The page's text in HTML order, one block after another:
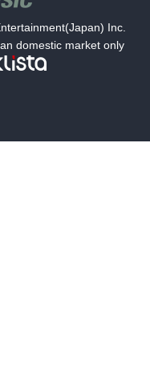
小説
Inc.
domestic market only